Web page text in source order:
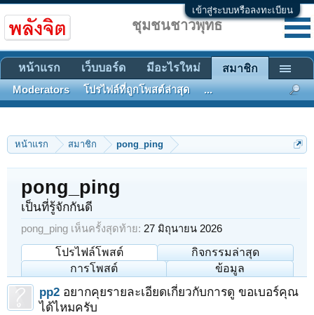
เข้าสู่ระบบหรือลงทะเบียน
หน้าแรก สมาชิก pong_ping
pong_ping
เป็นที่รู้จักกันดี
pong_ping เห็นครั้งสุดท้าย: 27 มิถุนายน 2026
โปรไฟล์โพสต์
กิจกรรมล่าสุด
การโพสต์
ข้อมูล
pp2 อยากคุยรายละเอียดเกี่ยวกับการดู ขอเบอร์คุณ
ได้ไหมครับ
ชุมชนชาวพุทธ
หน้าแรก เว็บบอร์ด มีอะไรใหม่ สมาชิก
Moderators โปรไฟล์ที่ถูกโพสต์ล่าสุด ...